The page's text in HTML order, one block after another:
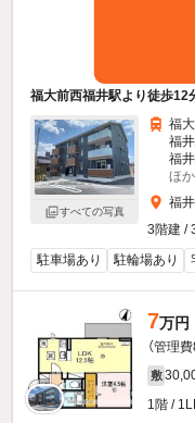
福大前西福井駅より徒歩12
すべての写真
福
福
福
ほ
福
3階建 /
駐車場あり
駐輪場あり
7万円
（管理
敷
1階 /